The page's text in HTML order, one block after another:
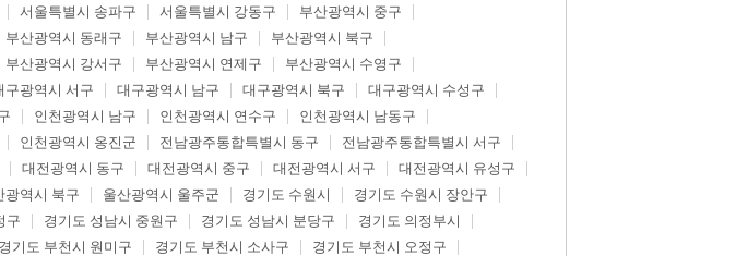
서울특별시 송파구 서울특별시 강동구
부산광역시 중구
부산광역시 동래구 부산광역시 남구
부산광역시 북구
부산광역시 강서구 부산광역시 연제구
부산광역시 수영구
구광역시 서구 대구광역시 남구 대구광역시 북구
대구광역시 수성구
인천광역시 남구 인천광역시 연수구
인천광역시 남동구
인천광역시 옹진군 전남광주통합특별시 동구
전남광주통합특별시 서구
대전광역시 동구 대전광역시 중구 대전광역시 서구
대전광역시 유성구
광역시 북구 울산광역시 울주군 경기도 수원시
경기도 수원시 장안구
구 경기도 성남시 중원구 경기도 성남시 분당구
경기도 의정부시
경기도 부천시 원미구 경기도 부천시 소사구
경기도 부천시 오정구